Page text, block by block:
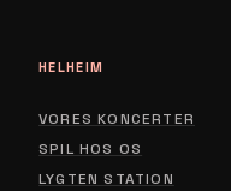
HELHEIM
VORES KONCERTER
SPIL HOS OS
LYGTEN STATION